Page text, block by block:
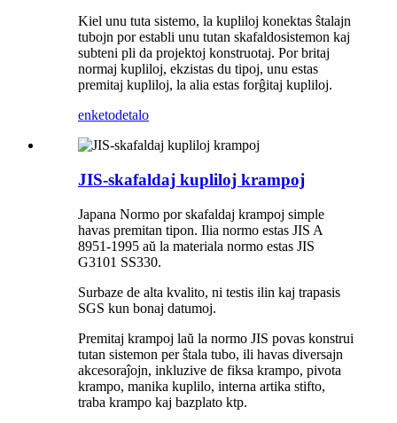
Kiel unu tuta sistemo, la kupliloj konektas ŝtalajn
tubojn por establi unu tutan skafaldosistemon kaj
subteni pli da projektoj konstruotaj. Por britaj
normaj kupliloj, ekzistas du tipoj, unu estas
premitaj kupliloj, la alia estas forĝitaj kupliloj.
enketodetalo
JIS-skafaldaj kupliloj krampoj
Japana Normo por skafaldaj krampoj simple
havas premitan tipon. Ilia normo estas JIS A
8951-1995 aŭ la materiala normo estas JIS
G3101 SS330.
Surbaze de alta kvalito, ni testis ilin kaj trapasis
SGS kun bonaj datumoj.
Premitaj krampoj laŭ la normo JIS povas konstrui
tutan sistemon per ŝtala tubo, ili havas diversajn
akcesoraĵojn, inkluzive de fiksa krampo, pivota
krampo, manika kuplilo, interna artika stifto,
traba krampo kaj bazplato ktp.